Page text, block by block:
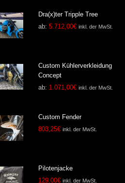
Dra(x)ter Tripple Tree
ab: 5.712,00€ inkl. der MwSt.
Custom Kühlerverkleidung
Concept
ab: 1.071,00€ inkl. der MwSt.
Custom Fender
803,25€ inkl. der MwSt.
Pilotenjacke
129,00€ inkl. der MwSt.